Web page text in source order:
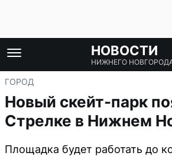
НОВОСТИ
НИЖНЕГО
ГОРОД
Новый скейт-парк
Стрелке в Нижнем
Площадка будет работать до